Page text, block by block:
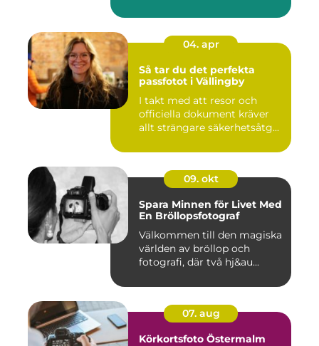
04. apr
Så tar du det perfekta
passfotot i Vällingby
I takt med att resor och
officiella dokument kräver
allt strängare säkerhetsåtg...
09. okt
Spara Minnen för Livet Med
En Bröllopsfotograf
Välkommen till den magiska
världen av bröllop och
fotografi, där två hj&au...
07. aug
Körkortsfoto Östermalm